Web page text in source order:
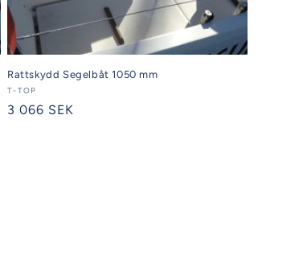
Rattskydd Segelbåt 1050 mm
Säljare:
T-TOP
Ordinarie
3 066 SEK